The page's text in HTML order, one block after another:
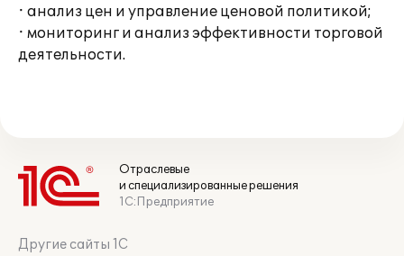
· анализ цен и управление ценовой политикой;
· мониторинг и анализ эффективности торговой
деятельности.
Отраслевые
и специализированные решения
1С:Предприятие
Другие сайты 1С